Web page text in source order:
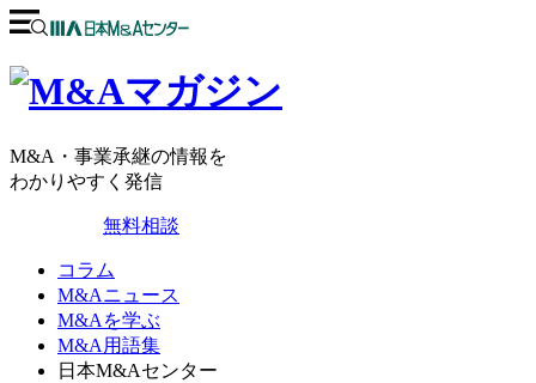
M&A・事業承継の情報を
わかりやすく発信
無料相談
コラム
M&Aニュース
M&Aを学ぶ
M&A用語集
日本M&Aセンター